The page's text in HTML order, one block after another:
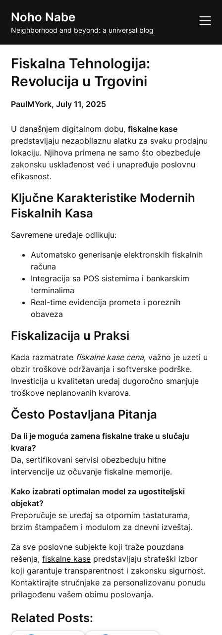
content
Noho Nabe
Neighborhood and beyond: a universal blog
Fiskalna Tehnologija:
Revolucija u Trgovini
PaulMYork,July 11, 2025
U današnjem digitalnom dobu,fiskalne kase
predstavljaju nezaobilaznu alatku za svaku prodajnu
lokaciju. Njihova primena ne samo što obezbeđuje
zakonsku usklađenost već i unapređuje poslovnu
efikasnost.
Ključne Karakteristike Modernih
Fiskalnih Kasa
Savremene uređaje odlikuju:
Automatsko generisanje elektronskih fiskalnih
računa
Integracija sa POS sistemima i bankarskim
terminalima
Real-time evidencija prometa i poreznih
obaveza
Fiskalizacija u Praksi
Kada razmatrate fiskalne kase cena, važno je uzeti u
obzir troškove održavanja i softverske podrške.
Investicija u kvalitetan uređaj dugoročno smanjuje
troškove neplanovanih kvarova.
Često Postavljana Pitanja
Da li je moguća zamena fiskalne trake u slučaju
kvara?
Da, sertifikovani servisi obezbeđuju hitne
intervencije uz očuvanje fiskalne memorije.
Kako izabrati optimalan model za ugostiteljski
objekat?
Preporučuje se uređaj sa otpornim tastaturama,
brzim štampačem i modulom za dnevni izveštaj.
Za sve poslovne subjekte koji traže pouzdana
rešenja,fiskalne kase predstavljaju strateški izbor
koji garantuje transparentnost i zakonsku sigurnost.
Kontaktirajte stručnjake za personalizovanu ponudu
prilagođenu vašem obimu poslovanja.
Related Posts: